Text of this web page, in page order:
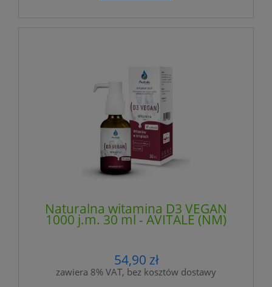
Naturalna witamina D3 VEGAN
1000 j.m. 30 ml - AVITALE (NM)
54,90 zł
zawiera 8% VAT, bez kosztów dostawy